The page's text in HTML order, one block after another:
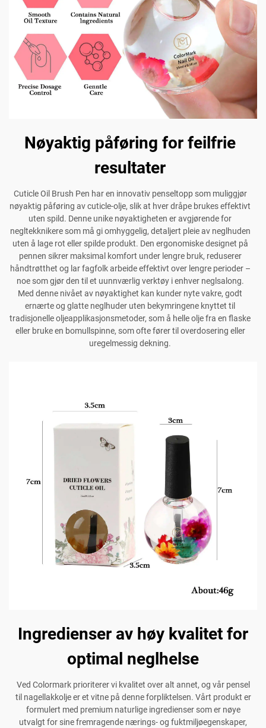
Nøyaktig påføring for feilfrie
resultater
Cuticle Oil Brush Pen har en innovativ penseltopp som muliggjør
nøyaktig påføring av cuticle-olje, slik at hver dråpe brukes effektivt
uten spild. Denne unike nøyaktigheten er avgjørende for
negltekknikere som må gi omhyggelig, detaljert pleie av neglhuden
uten å lage rot eller spilde produkt. Den ergonomiske designet på
pennen sikrer maksimal komfort under lengre bruk, reduserer
håndtrøtthet og lar fagfolk arbeide effektivt over lengre perioder –
noe som gjør den til et uunnværlig verktøy i enhver neglsalong.
Med denne nivået av nøyaktighet kan kunder nyte vakre, godt
ernærte og glatte neglhuder uten bekymringene knyttet til
tradisjonelle oljeapplikasjonsmetoder, som å helle olje fra en flaske
eller bruke en bomullspinne, som ofte fører til overdosering eller
uregelmessig dekning.
Ingredienser av høy kvalitet for
optimal neglhelse
Ved Colormark prioriterer vi kvalitet over alt annet, og vår pensel
til nagellakkolje er et vitne på denne forpliktelsen. Vårt produkt er
formulert med premium naturlige ingredienser som er nøye
utvalgt for sine fremragende nærings- og fuktmiljøegenskaper,